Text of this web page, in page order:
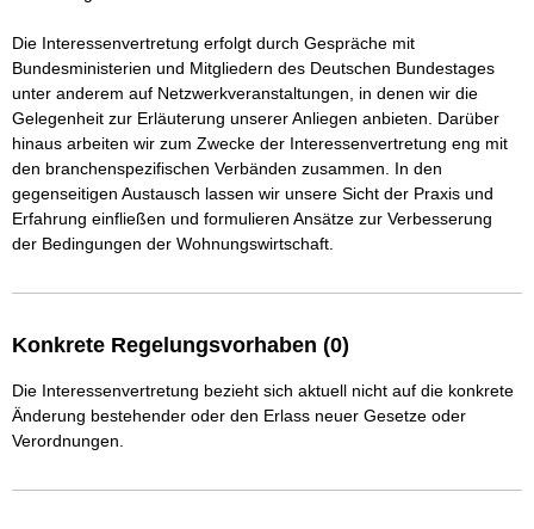
Die Interessenvertretung erfolgt durch Gespräche mit
Bundesministerien und Mitgliedern des Deutschen Bundestages
unter anderem auf Netzwerkveranstaltungen, in denen wir die
Gelegenheit zur Erläuterung unserer Anliegen anbieten. Darüber
hinaus arbeiten wir zum Zwecke der Interessenvertretung eng mit
den branchenspezifischen Verbänden zusammen. In den
gegenseitigen Austausch lassen wir unsere Sicht der Praxis und
Erfahrung einfließen und formulieren Ansätze zur Verbesserung
Konkrete Regelungsvorhaben (0)
Die Interessenvertretung bezieht sich aktuell nicht auf die konkrete
Änderung bestehender oder den Erlass neuer Gesetze oder
Verordnungen.